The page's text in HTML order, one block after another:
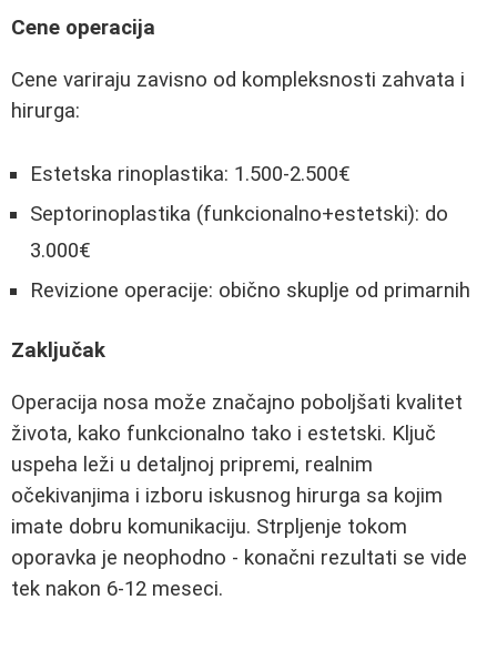
Cene operacija
Cene variraju zavisno od kompleksnosti zahvata i
hirurga:
Estetska rinoplastika: 1.500-2.500€
Septorinoplastika (funkcionalno+estetski): do
3.000€
Revizione operacije: obično skuplje od primarnih
Zaključak
Operacija nosa može značajno poboljšati kvalitet
života, kako funkcionalno tako i estetski. Ključ
uspeha leži u detaljnoj pripremi, realnim
očekivanjima i izboru iskusnog hirurga sa kojim
imate dobru komunikaciju. Strpljenje tokom
oporavka je neophodno - konačni rezultati se vide
tek nakon 6-12 meseci.